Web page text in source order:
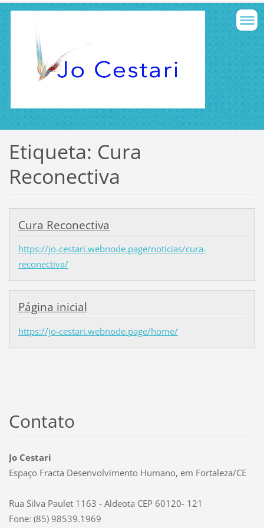
Etiqueta: Cura
Reconectiva
Cura Reconectiva
https://jo-cestari.webnode.page/noticias/cura-
reconectiva/
Página inicial
https://jo-cestari.webnode.page/home/
Contato
Jo Cestari
Espaço Fracta Desenvolvimento Humano, em Fortaleza/CE
Rua Silva Paulet 1163 - Aldeota CEP 60120- 121
Fone: (85) 98539.1969